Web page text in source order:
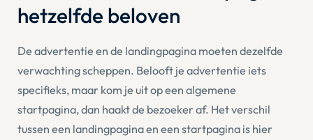
hetzelfde beloven
De advertentie en de landingpagina moeten dezelfde
verwachting scheppen. Belooft je advertentie iets
specifieks, maar kom je uit op een algemene
startpagina, dan haakt de bezoeker af. Hetverschil
tussen een landingpagina en een startpaginais hier